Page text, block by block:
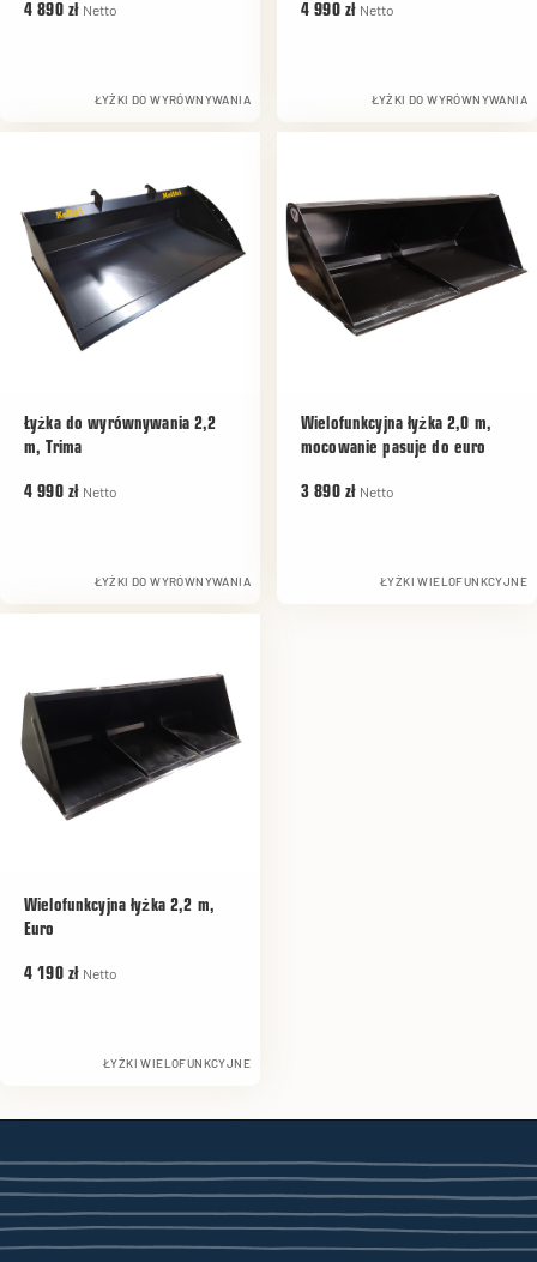
4 890 zł Netto
ŁYŻKI DO WYRÓWNYWANIA
4 990 zł Netto
ŁYŻKI DO WYRÓWNYWANIA
Łyżka do wyrównywania 2,2
m, Trima
4 990 zł Netto
ŁYŻKI DO WYRÓWNYWANIA
Wielofunkcyjna łyżka 2,0 m,
mocowanie pasuje do euro
3 890 zł Netto
ŁYŻKI WIELOFUNKCYJNE
Wielofunkcyjna łyżka 2,2 m,
Euro
4 190 zł Netto
ŁYŻKI WIELOFUNKCYJNE